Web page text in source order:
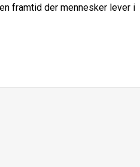
framtid der mennesker lever i